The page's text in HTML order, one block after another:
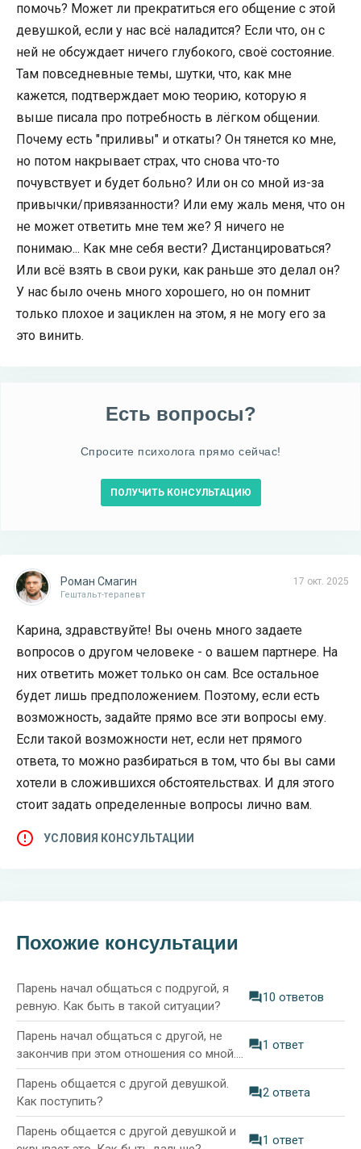
помочь? Может ли прекратиться его общение с этой
девушкой, если у нас всё наладится? Если что, он с
ней не обсуждает ничего глубокого, своё состояние.
Там повседневные темы, шутки, что, как мне
кажется, подтверждает мою теорию, которую я
выше писала про потребность в лёгком общении.
Почему есть "приливы" и откаты? Он тянется ко мне,
но потом накрывает страх, что снова что-то
почувствует и будет больно? Или он со мной из-за
привычки/привязанности? Или ему жаль меня, что он
не может ответить мне тем же? Я ничего не
понимаю... Как мне себя вести? Дистанцироваться?
Или всё взять в свои руки, как раньше это делал он?
У нас было очень много хорошего, но он помнит
только плохое и зациклен на этом, я не могу его за
это винить.
Есть вопросы?
Спросите психолога прямо сейчас!
ПОЛУЧИТЬ КОНСУЛЬТАЦИЮ
17 окт. 2025
Роман Смагин
Гештальт-терапевт
Карина, здравствуйте! Вы очень много задаете
вопросов о другом человеке - о вашем партнере. На
них ответить может только он сам. Все остальное
будет лишь предположением. Поэтому, если есть
возможность, задайте прямо все эти вопросы ему.
Если такой возможности нет, если нет прямого
ответа, то можно разбираться в том, что бы вы сами
хотели в сложившихся обстоятельствах. И для этого
стоит задать определенные вопросы лично вам.
УСЛОВИЯ КОНСУЛЬТАЦИИ
Похожие консультации
Парень начал общаться с подругой, я
ревную. Как быть в такой ситуации?
10 ответов
Парень начал общаться с другой, не
закончив при этом отношения со мной.
Как пережить эту боль?
1 ответ
Парень общается с другой девушкой.
Как поступить?
2 ответа
Парень общается с другой девушкой и
1 ответ